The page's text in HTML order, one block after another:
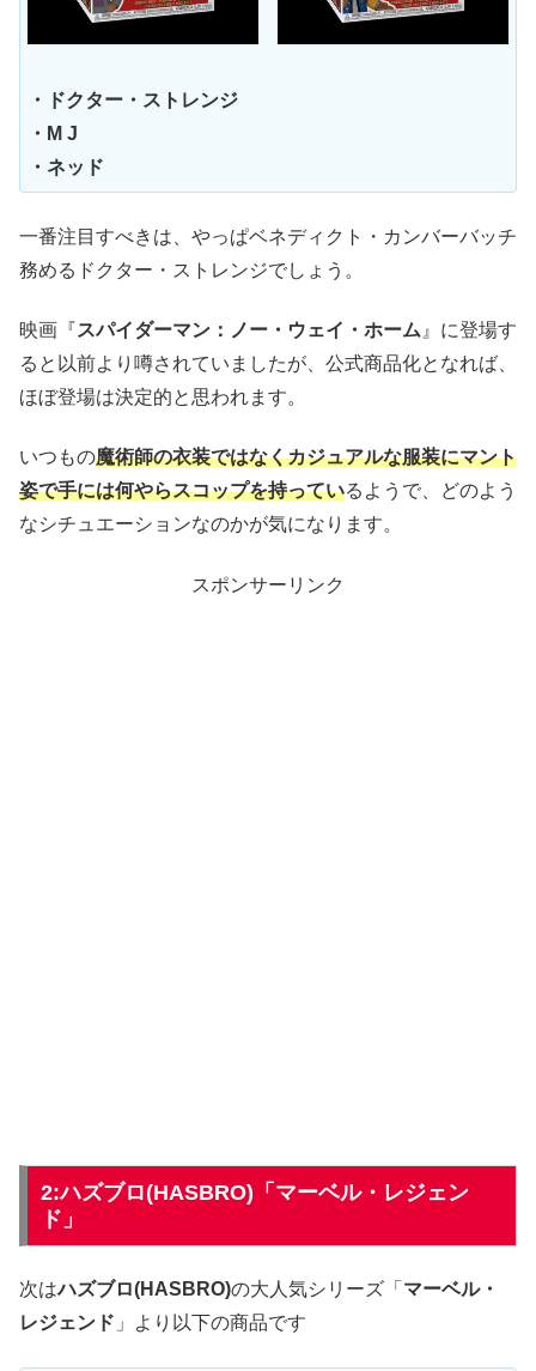
・ドクター・ストレンジ
・M J
・ネッド
一番注目すべきは、やっぱベネディクト・カンバーバッチ
務めるドクター・ストレンジでしょう。
映画『スパイダーマン：ノー・ウェイ・ホーム 』に登場す
ると以前より噂されていましたが、公式商品化となれば、
ほぼ登場は決定的と思われます。
いつもの魔術師の衣装ではなくカジュアルな服装にマント
姿で手には何やらスコップを持っているようで、どのよう
なシチュエーションなのかが気になります。
スポンサーリンク
2:ハズブロ(HASBRO)「マーベル・レジェン
ド」
次はハズブロ(HASBRO)の大人気シリーズ「 マーベル・
レジェンド 」より以下の商品です